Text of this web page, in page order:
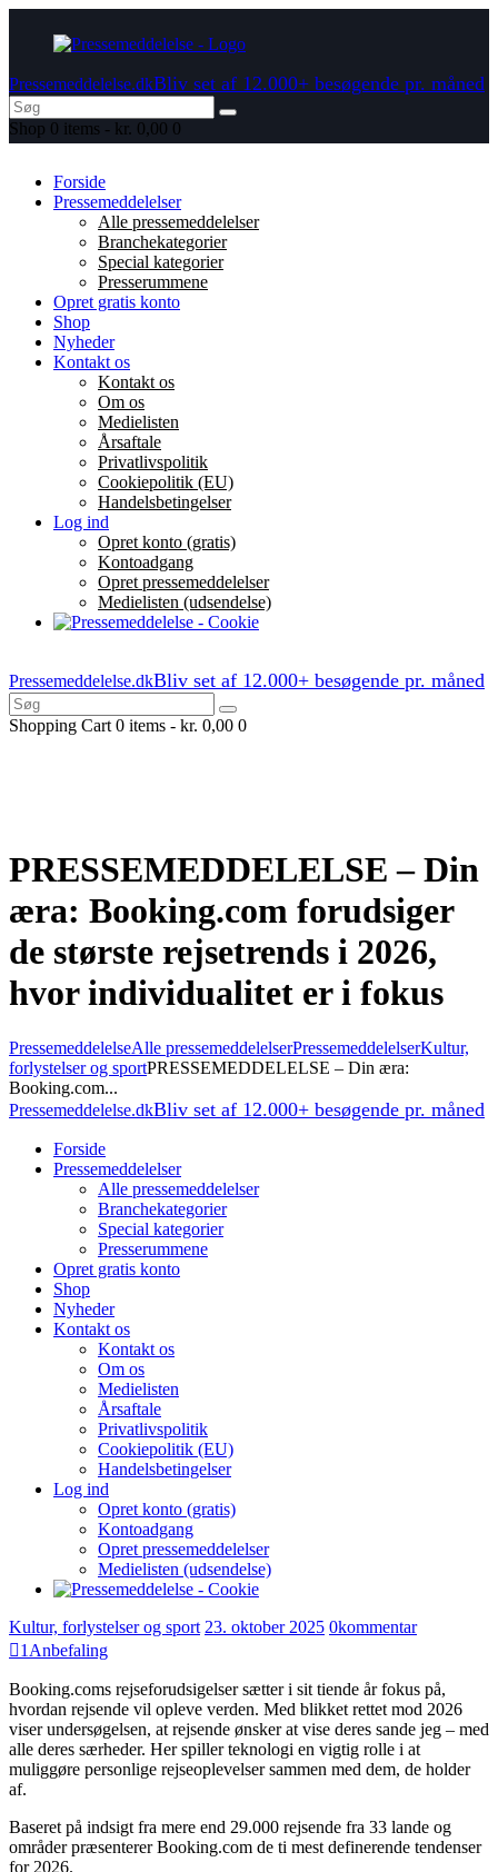
Pressemeddelelse.dkBliv set af 12.000+ besøgende pr. måned
Shop 0 items - kr. 0,00 0
Forside
Pressemeddelelser
Alle pressemeddelelser
Branchekategorier
Special kategorier
Presserummene
Opret gratis konto
Shop
Nyheder
Kontakt os
Kontakt os
Om os
Medielisten
Årsaftale
Privatlivspolitik
Cookiepolitik (EU)
Handelsbetingelser
Log ind
Opret konto (gratis)
Kontoadgang
Opret pressemeddelelser
Medielisten (udsendelse)
Pressemeddelelse.dkBliv set af 12.000+ besøgende pr. måned
Shopping Cart 0 items - kr. 0,00 0
PRESSEMEDDELELSE – Din
æra: Booking.com forudsiger
de største rejsetrends i 2026,
hvor individualitet er i fokus
PressemeddelelseAlle pressemeddelelserPressemeddelelserKultur,
forlystelser og sportPRESSEMEDDELELSE – Din æra:
Booking.com...
Pressemeddelelse.dkBliv set af 12.000+ besøgende pr. måned
Forside
Pressemeddelelser
Alle pressemeddelelser
Branchekategorier
Special kategorier
Presserummene
Opret gratis konto
Shop
Nyheder
Kontakt os
Kontakt os
Om os
Medielisten
Årsaftale
Privatlivspolitik
Cookiepolitik (EU)
Handelsbetingelser
Log ind
Opret konto (gratis)
Kontoadgang
Opret pressemeddelelser
Medielisten (udsendelse)
Kultur, forlystelser og sport 23. oktober 2025 0kommentar
1 Anbefaling
Booking.coms rejseforudsigelser sætter i sit tiende år fokus på,
hvordan rejsende vil opleve verden. Med blikket rettet mod 2026
viser undersøgelsen, at rejsende ønsker at vise deres sande jeg – med
alle deres særheder. Her spiller teknologi en vigtig rolle i at
muliggøre personlige rejseoplevelser sammen med dem, de holder
af.
Baseret på indsigt fra mere end 29.000 rejsende fra 33 lande og
områder præsenterer Booking.com de ti mest definerende tendenser
for 2026.